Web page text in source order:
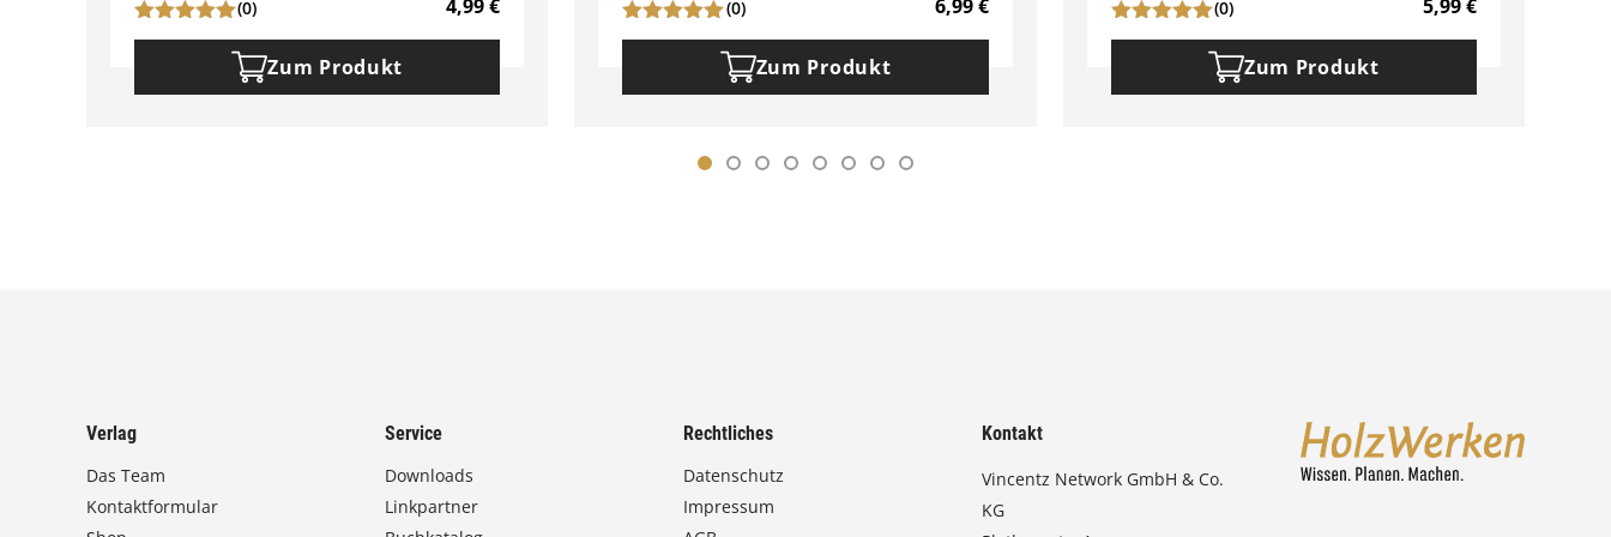
(0) 4,99€
Zum Produkt
(0) 6,99€
Zum Produkt
(0) 5,99€
Zum Produkt
Verlag
Das Team
Kontaktformular
Service
Downloads
Linkpartner
Rechtliches
Datenschutz
Impressum
Kontakt
Vincentz Network GmbH & Co.
KG